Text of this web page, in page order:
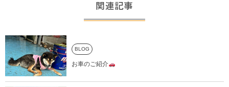
関連記事
BLOG
お車のご紹介